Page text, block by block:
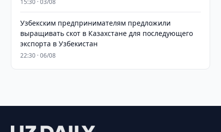
15:30 · 03/08
Узбекским предпринимателям предложили
выращивать скот в Казахстане для последующего
экспорта в Узбекистан
22:30 · 06/08